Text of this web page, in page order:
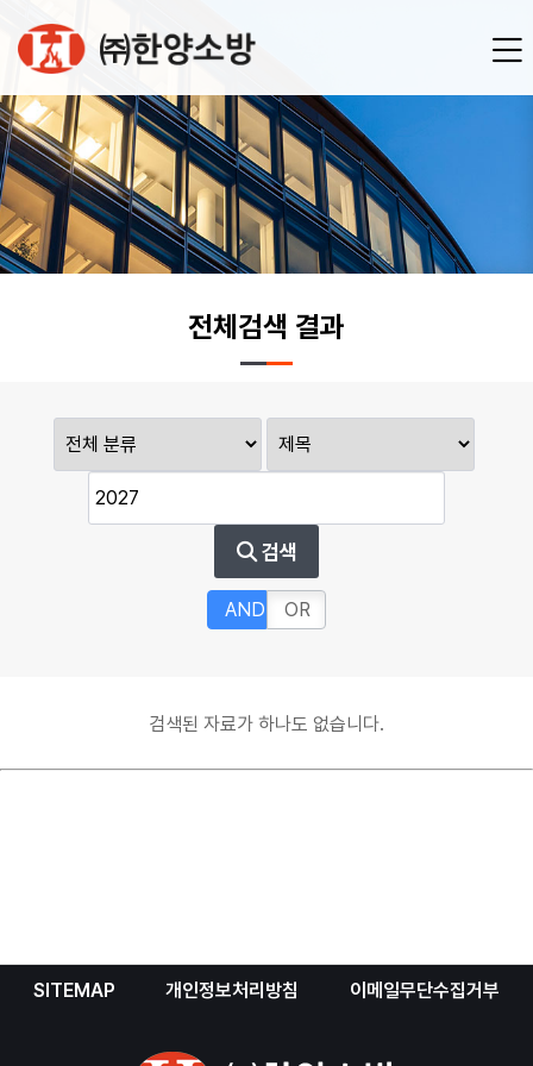
전체검색 결과
검색
AND OR
검색된 자료가 하나도 없습니다.
SITEMAP 개인정보처리방침 이메일무단수집거부